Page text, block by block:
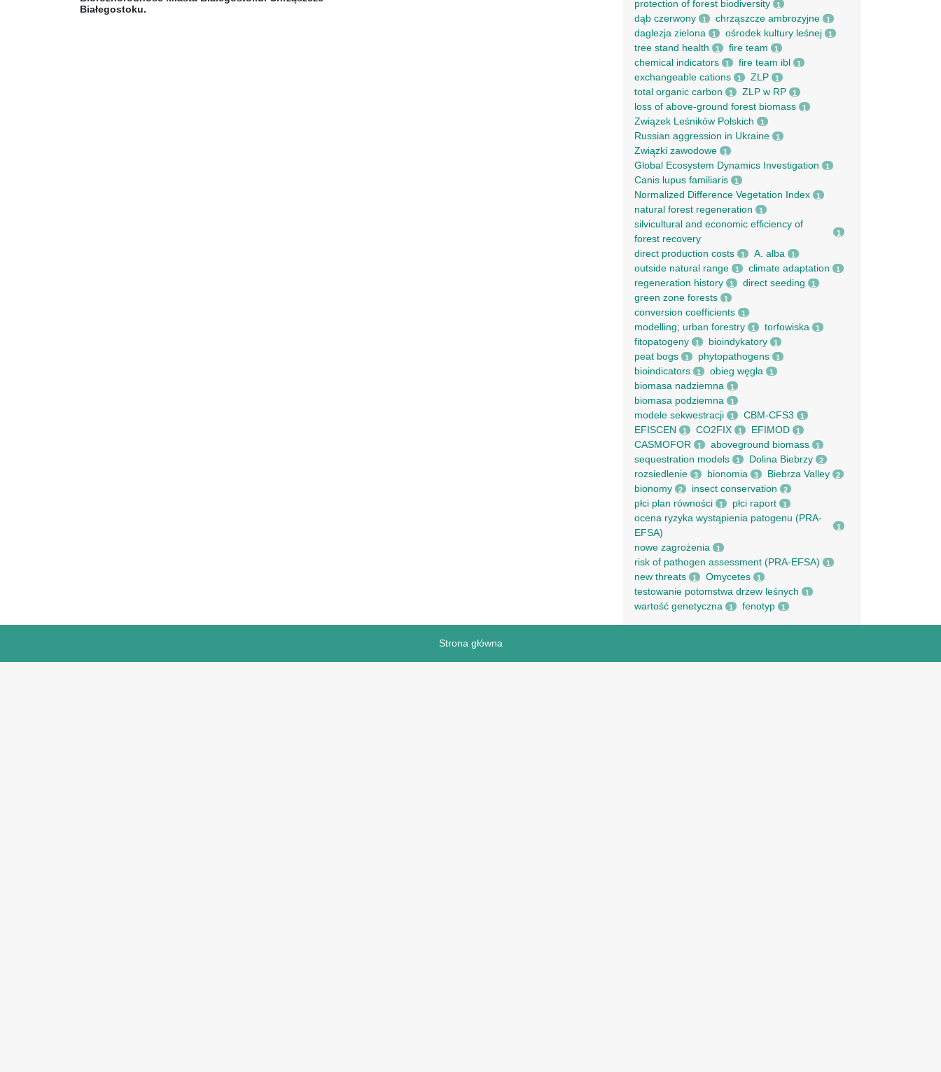
Białegostoku.
protection of forest biodiversity 1
dąb czerwony 1 chrząszcze ambrozyjne 1
daglezja zielona 1 ośrodek kultury leśnej 1
tree stand health 1 fire team 1
chemical indicators 1 fire team ibl 1
exchangeable cations 1 ZLP 1
total organic carbon 1 ZLP w RP 1
loss of above-ground forest biomass 1
Związek Leśników Polskich 1
Russian aggression in Ukraine 1
Związki zawodowe 1
Global Ecosystem Dynamics Investigation 1
Canis lupus familiaris 1
Normalized Difference Vegetation Index 1
natural forest regeneration 1
silvicultural and economic efficiency of
forest recovery
1
direct production costs 1 A. alba 1
outside natural range 1 climate adaptation 1
regeneration history 1 direct seeding 1
green zone forests 1
conversion coefficients 1
modelling; urban forestry 1 torfowiska 1
fitopatogeny 1 bioindykatory 1
peat bogs 1 phytopathogens 1
bioindicators 1 obieg węgla 1
biomasa nadziemna 1
biomasa podziemna 1
modele sekwestracji 1 CBM-CFS3 1
EFISCEN 1 CO2FIX 1 EFIMOD 1
CASMOFOR 1 aboveground biomass 1
sequestration models 1 Dolina Biebrzy 2
rozsiedlenie 3 bionomia 3 Biebrza Valley 2
bionomy 2 insect conservation 2
płci plan równości 1 płci raport 1
ocena ryzyka wystąpienia patogenu (PRA-
EFSA)
1
nowe zagrożenia 1
risk of pathogen assessment (PRA-EFSA) 1
new threats 1 Omycetes 1
testowanie potomstwa drzew leśnych 1
wartość genetyczna 1 fenotyp 1
Strona główna